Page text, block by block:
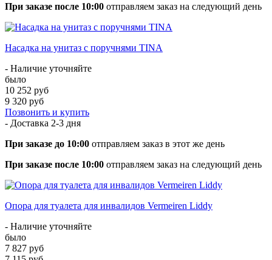
При заказе после 10:00 отправляем заказ на следующий день
Насадка на унитаз с поручнями TINA
- Наличие уточняйте
было
10 252 руб
9 320 руб
Позвонить и купить
- Доставка 2-3 дня
При заказе до 10:00 отправляем заказ в этот же день
При заказе после 10:00 отправляем заказ на следующий день
Опора для туалета для инвалидов Vermeiren Liddy
- Наличие уточняйте
было
7 827 руб